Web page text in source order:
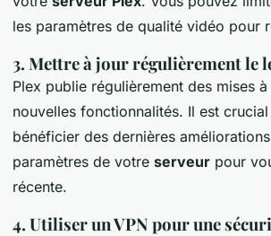
les paramètres de qualité vidéo pour
3. Mettre à jour régulièrement le
Plex publie régulièrement des mises
nouvelles fonctionnalités. Il est
bénéficier des dernières
paramètres de votre serveur pour
récente.
4. Utiliser un VPN pour une